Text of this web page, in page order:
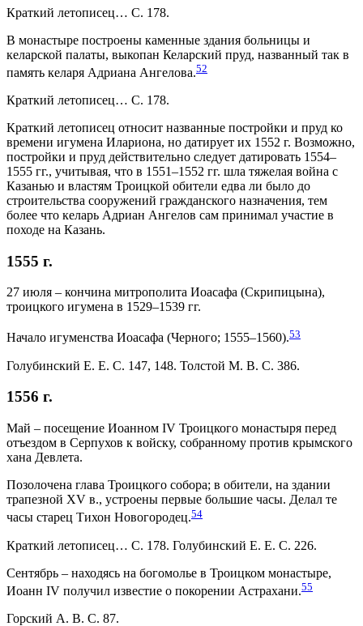
Краткий летописец… С. 178.
В монастыре построены каменные здания больницы и
келарской палаты, выкопан Келарский пруд, названный так в
память келаря Адриана Ангелова.52
Краткий летописец… С. 178.
Краткий летописец относит названные постройки и пруд ко
времени игумена Илариона, но датирует их 1552 г. Возможно,
постройки и пруд действительно следует датировать 1554–
1555 гг., учитывая, что в 1551–1552 гг. шла тяжелая война с
Казанью и властям Троицкой обители едва ли было до
строительства сооружений гражданского назначения, тем
более что келарь Адриан Ангелов сам принимал участие в
походе на Казань.
1555 г.
27 июля – кончина митрополита Иоасафа (Скрипицына),
троицкого игумена в 1529–1539 гг.
Начало игуменства Иоасафа (Черного; 1555–1560).53
Голубинский Е. Е. С. 147, 148. Толстой М. В. С. 386.
1556 г.
Май – посещение Иоанном IV Троицкого монастыря перед
отъездом в Серпухов к войску, собранному против крымского
хана Девлета.
Позолочена глава Троицкого собора; в обители, на здании
трапезной XV в., устроены первые большие часы. Делал те
часы старец Тихон Новогородец.54
Краткий летописец… С. 178. Голубинский Е. Е. С. 226.
Сентябрь – находясь на богомолье в Троицком монастыре,
Иоанн IV получил известие о покорении Астрахани.55
Горский А. В. С. 87.